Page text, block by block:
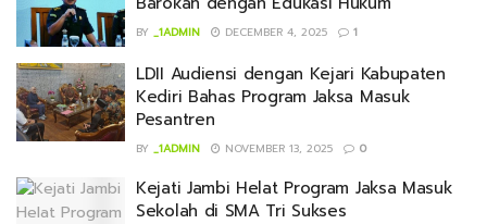
BY _1ADMIN DECEMBER 4, 2025 1
LDII Audiensi dengan Kejari Kabupaten
Kediri Bahas Program Jaksa Masuk
Pesantren
BY _1ADMIN NOVEMBER 13, 2025 0
Kejati Jambi Helat Program Jaksa Masuk
Sekolah di SMA Tri Sukses